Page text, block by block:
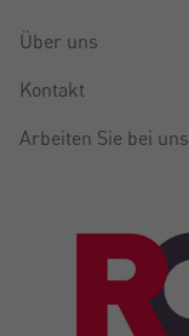
Über uns
Kontakt
Arbeiten Sie bei uns